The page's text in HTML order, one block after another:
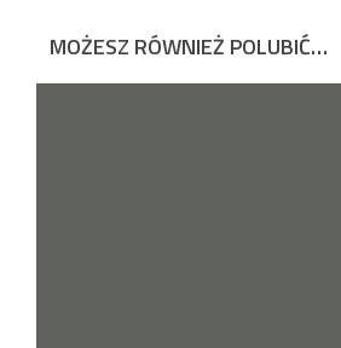
MOŻESZ RÓWNIEŻ POLUBIĆ…